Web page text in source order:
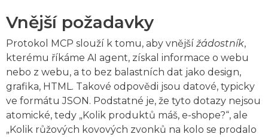
Vnější požadavky
Protokol MCP slouží k tomu, aby vnější žádostník,
kterému říkáme AI agent, získal informace o webu
nebo z webu, a to bez balastních dat jako design,
grafika, HTML. Takové odpovědi jsou datové, typicky
ve formátu JSON. Podstatné je, že tyto dotazy nejsou
atomické, tedy „Kolik produktů máš, e-shope?“, ale
„Kolik růžových kovových zvonků na kolo se prodalo